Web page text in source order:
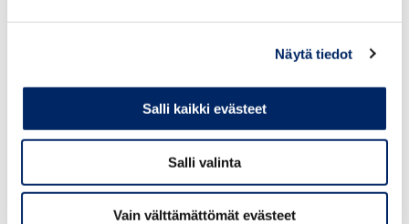
Näytä tiedot
Salli kaikki evästeet
Salli valinta
Vain välttämättömät evästeet